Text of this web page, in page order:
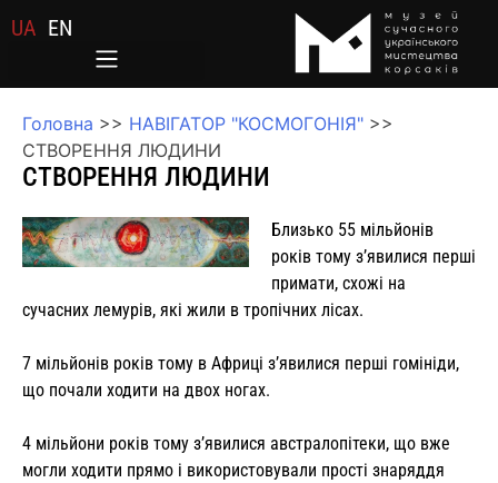
UA EN
Головна >> НАВІГАТОР "КОСМОГОНІЯ" >>
СТВОРЕННЯ ЛЮДИНИ
СТВОРЕННЯ ЛЮДИНИ
Близько 55 мільйонів
років тому з’явилися перші
примати, схожі на
сучасних лемурів, які жили в тропічних лісах.
7 мільйонів років тому в Африці з’явилися перші гомініди,
що почали ходити на двох ногах.
4 мільйони років тому з’явилися австралопітеки, що вже
могли ходити прямо і використовували прості знаряддя